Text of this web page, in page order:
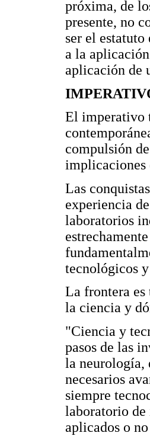
próxima, de
presente, no
ser el
a la
aplicación de
El imperativo
compulsión
implicaciones
Las
experiencia
laboratorios
tecnológicos
La frontera es
la ciencia y
"Ciencia y
pasos de las
la neurología,
necesarios
siempre
laboratorio de
aplicados o